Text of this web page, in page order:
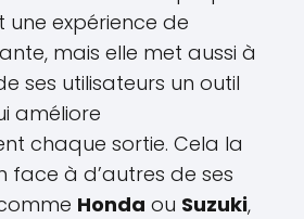
une expérience de
mais elle met aussi à
ses utilisateurs un outil
améliore
chaque sortie. Cela la
face à d’autres de ses
Honda ou Suzuki,